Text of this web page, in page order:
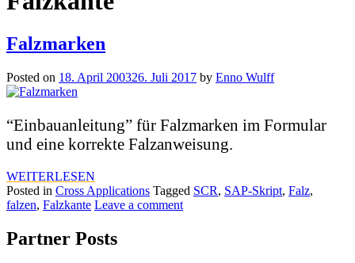
Falzmarken
Posted on 18. April 200326. Juli 2017 by Enno Wulff
“Einbauanleitung” für Falzmarken im Formular
und eine korrekte Falzanweisung.
WEITERLESEN
Posted in Cross Applications Tagged SCR, SAP-Skript, Falz,
falzen, Falzkante Leave a comment
Partner Posts